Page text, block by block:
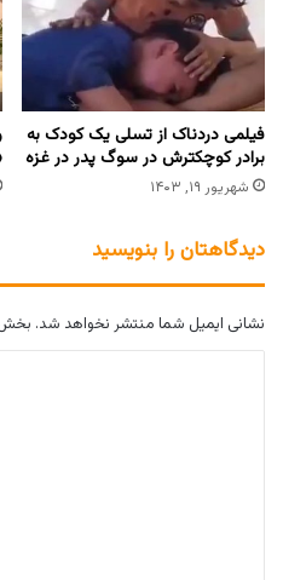
فیلمی دردناک از تسلی یک کودک به
برادر کوچکترش در سوگ‌ پدر در غزه
شهریور ۱۹, ۱۴۰۳
دیدگاهتان را بنویسید
نشانی ایمیل شما منتشر نخواهد شد.